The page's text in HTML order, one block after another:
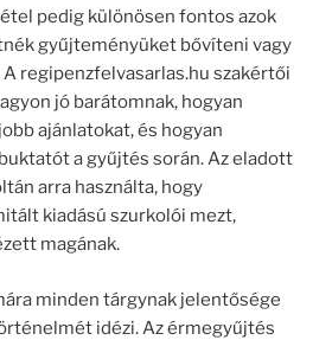
pedig különösen fontos azok
gyűjteményüket bővíteni vagy
regipenzfelvasarlas.hu szakértői
jó barátomnak, hogyan
ajánlatokat, és hogyan
a gyűjtés során. Az eladott
arra használta, hogy
kiadású szurkolói mezt,
magának.
minden tárgynak jelentősége
idézi. Az érmegyűjtés